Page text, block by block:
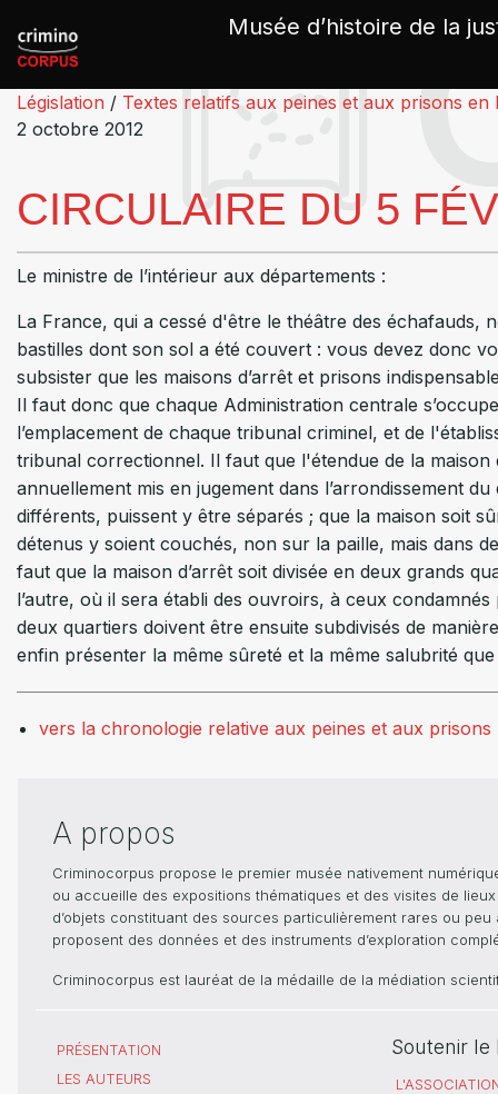
Musée d’histoire de la
Législation / Textes relatifs aux peines et aux prisons en
2 octobre 2012
CIRCULAIRE DU 5
Le ministre de l’intérieur aux départements :
La France, qui a cessé d'être le théâtre des échafauds,
bastilles dont son sol a été couvert : vous devez donc
subsister que les maisons d’arrêt et prisons
Il faut donc que chaque Administration centrale
l’emplacement de chaque tribunal criminel, et de
tribunal correctionnel. Il faut que l'étendue de la
annuellement mis en jugement dans l’arrondissement
différents, puissent y être séparés ; que la maison soit
détenus y soient couchés, non sur la paille, mais dans
faut que la maison d’arrêt soit divisée en deux grands
l’autre, où il sera établi des ouvroirs, à ceux
deux quartiers doivent être ensuite subdivisés de
enfin présenter la même sûreté et la même salubrité
vers la chronologie relative aux peines et aux prisons
A propos
Criminocorpus propose le premier musée nativement
ou accueille des expositions thématiques et des visites de
d’objets constituant des sources particulièrement rares ou
proposent des données et des instruments d’exploration
Criminocorpus est lauréat de la médaille de la médiation
PRÉSENTATION
LES AUTEURS
Soutenir le
Panneau de gestion des cookies